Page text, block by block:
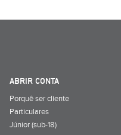
ABRIR CONTA
Porquê ser cliente
Particulares
Júnior (sub-18)